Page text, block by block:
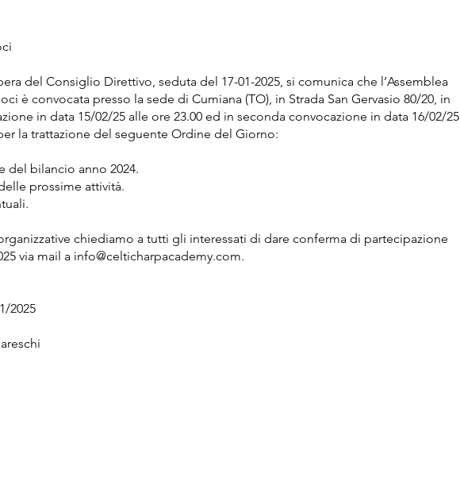
del Consiglio Direttivo, seduta del 17-01-2025, si comunica che l’Assemblea
è convocata presso la sede di Cumiana (TO), in Strada San Gervasio 80/20, in
in data 15/02/25 alle ore 23.00 ed in seconda convocazione in data 16/02/25
la trattazione del seguente Ordine del Giorno:
del bilancio anno 2024.
prossime attività.
chiediamo a tutti gli interessati di dare conferma di partecipazione
via mail a info@celticharpacademy.com.
2025